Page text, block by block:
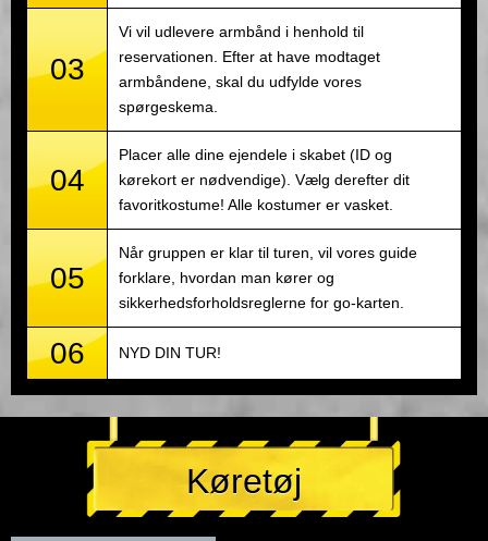
03
Vi vil udlevere armbånd i henhold til
reservationen. Efter at have modtaget
armbåndene, skal du udfylde vores
spørgeskema.
04
Placer alle dine ejendele i skabet (ID og
kørekort er nødvendige). Vælg derefter dit
favoritkostume! Alle kostumer er vasket.
05
Når gruppen er klar til turen, vil vores guide
forklare, hvordan man kører og
sikkerhedsforholdsreglerne for go-karten.
06 NYD DIN TUR!
Køretøj